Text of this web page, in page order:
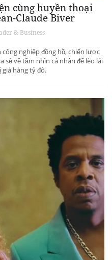
cùng huyền thoại
Claude Biver
& Business
nghiệp đồng hồ, chiến lược
sẻ về tầm nhìn cá nhân để lèo lái
giá hàng tỷ đô.